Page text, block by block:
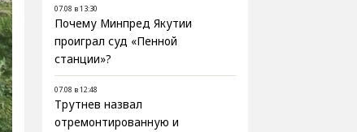
07.08 в 13:30
Почему Минпред Якутии
проиграл суд «Пенной
станции»?
07.08 в 12:48
Трутнев назвал
отремонтированную и